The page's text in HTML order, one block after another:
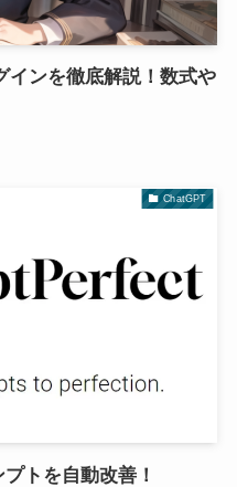
インを徹底解説！数式や
ChatGPT
トを自動改善！